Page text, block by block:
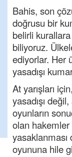
Bahis, son
doğrusu bir
belirli kurallara
biliyoruz.
ediyorlar. Her
yasadışı
At yarışları
yasadışı
oyunların
olan hakemler
oyununa hile